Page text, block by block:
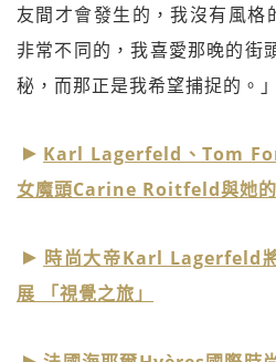
友間才會發生的，我沒有風格
非常不同的，我喜愛那晚的街
秘，而那正是我希望捕捉的。」
Karl Lagerfeld、Tom
女魔頭Carine Roitfeld與她
時尚大帝Karl Lagerfeld
展 「視覺之旅」